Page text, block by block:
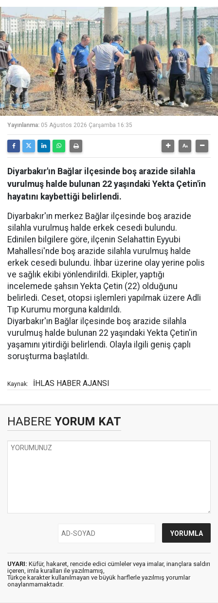
Yayınlanma: 05 Ağustos 2026 Çarşamba 16:35
Diyarbakır'ın Bağlar ilçesinde boş arazide silahla
vurulmuş halde bulunan 22 yaşındaki Yekta Çetin'in
hayatını kaybettiği belirlendi.
Diyarbakır'ın merkez Bağlar ilçesinde boş arazide
silahla vurulmuş halde erkek cesedi bulundu.
Edinilen bilgilere göre, ilçenin Selahattin Eyyubi
Mahallesi'nde boş arazide silahla vurulmuş halde
erkek cesedi bulundu. İhbar üzerine olay yerine polis
ve sağlık ekibi yönlendirildi. Ekipler, yaptığı
incelemede şahsın Yekta Çetin (22) olduğunu
belirledi. Ceset, otopsi işlemleri yapılmak üzere Adli
Tıp Kurumu morguna kaldırıldı.
Diyarbakır'ın Bağlar ilçesinde boş arazide silahla
vurulmuş halde bulunan 22 yaşındaki Yekta Çetin'in
yaşamını yitirdiği belirlendi. Olayla ilgili geniş çaplı
soruşturma başlatıldı.
Kaynak: İHLAS HABER AJANSI
HABERE YORUM KAT
UYARI: Küfür, hakaret, rencide edici cümleler veya imalar, inançlara saldırı
içeren, imla kuralları ile yazılmamış,
Türkçe karakter kullanılmayan ve büyük harflerle yazılmış yorumlar
onaylanmamaktadır.